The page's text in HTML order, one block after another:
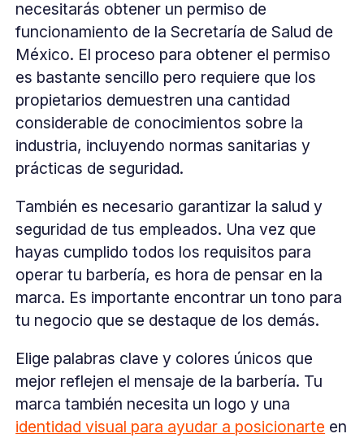
necesitarás obtener un permiso de
funcionamiento de la Secretaría de Salud de
México. El proceso para obtener el permiso
es bastante sencillo pero requiere que los
propietarios demuestren una cantidad
considerable de conocimientos sobre la
industria, incluyendo normas sanitarias y
prácticas de seguridad.
También es necesario garantizar la salud y
seguridad de tus empleados. Una vez que
hayas cumplido todos los requisitos para
operar tu barbería, es hora de pensar en la
marca. Es importante encontrar un tono para
tu negocio que se destaque de los demás.
Elige palabras clave y colores únicos que
mejor reflejen el mensaje de la barbería. Tu
marca también necesita un logo y una
identidad visual para ayudar a posicionarte en